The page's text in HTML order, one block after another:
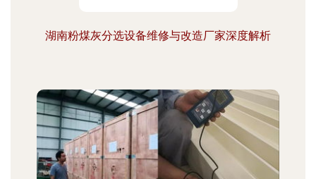
湖南粉煤灰分选设备维修与改造厂家深度解析